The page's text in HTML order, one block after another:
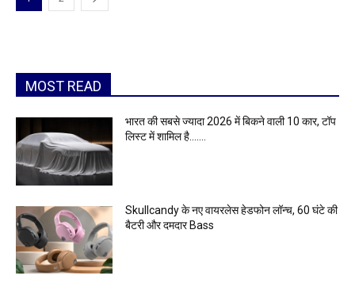
MOST READ
भारत की सबसे ज्यादा 2026 में बिकने वाली 10 कार, टॉप
लिस्ट में शामिल है…….
Skullcandy के नए वायरलेस हेडफोन लॉन्च, 60 घंटे की
बैटरी और दमदार Bass